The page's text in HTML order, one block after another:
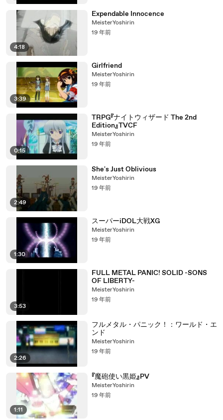
4:18
Expendable Innocence
MeisterYoshirin
19 年前
3:39
Girlfriend
MeisterYoshirin
19 年前
0:15
TRPG『ナイトウィザード The 2nd
Edition』TVCF
MeisterYoshirin
19 年前
2:49
She's Just Oblivious
MeisterYoshirin
19 年前
1:30
スーパーiDOL大戦XG
MeisterYoshirin
19 年前
3:53
FULL METAL PANIC! SOLID -SONS
OF LIBERTY-
MeisterYoshirin
19 年前
2:26
フルメタル・パニック！：ワールド・エ
ンド
MeisterYoshirin
19 年前
1:11
『魔砲使い黒姫』PV
MeisterYoshirin
19 年前